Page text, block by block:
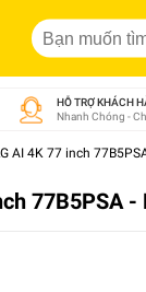
HỖ TRỢ KHÁCH
Nhanh Chóng -
AI 4K 77 inch
77B5PSA